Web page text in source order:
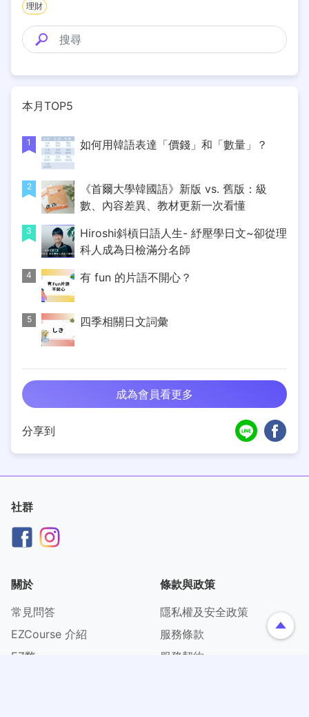
理財
本月TOP5
1 如何用韓語表達「價錢」和「數量」？
2
《首爾大學韓國語》新版 vs. 舊版：級
數、內容差異、教材更新一次看懂
3
Hiroshi斜槓日語人生- 紓壓學日文~卻從理
科人成為日檢滿分名師
4 有 fun 的片語不開心？
5 四季相關日文詞彙
成為會員看更多
分享到
社群
關於
常見問答
EZCourse 介紹
EZ幣
條款與政策
隱私權及安全政策
服務條款
服務契約